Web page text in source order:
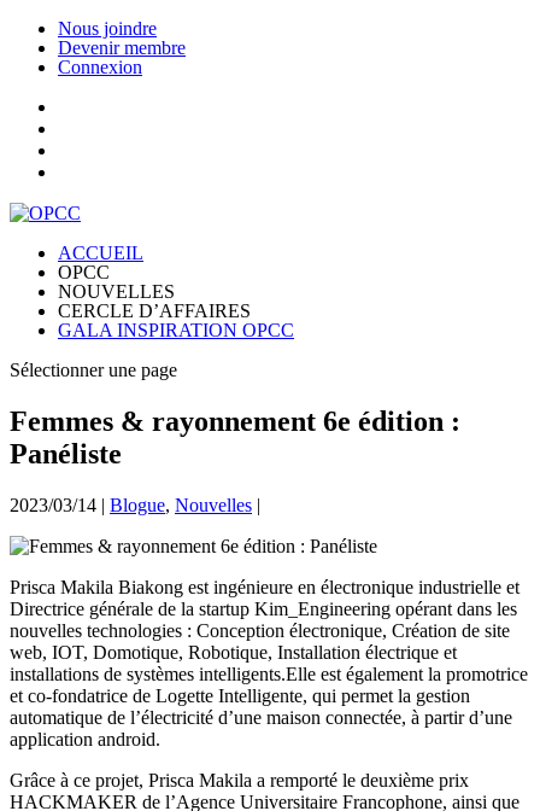
Nous joindre
Devenir membre
Connexion
ACCUEIL
OPCC
NOUVELLES
CERCLE D’AFFAIRES
GALA INSPIRATION OPCC
Sélectionner une page
Femmes & rayonnement 6e édition :
Panéliste
2023/03/14 | Blogue, Nouvelles |
Prisca Makila Biakong est ingénieure en électronique industrielle et
Directrice générale de la startup Kim_Engineering opérant dans les
nouvelles technologies : Conception électronique, Création de site
web, IOT, Domotique, Robotique, Installation électrique et
installations de systèmes intelligents.Elle est également la promotrice
et co-fondatrice de Logette Intelligente, qui permet la gestion
automatique de l’électricité d’une maison connectée, à partir d’une
application android.
Grâce à ce projet, Prisca Makila a remporté le deuxième prix
HACKMAKER de l’Agence Universitaire Francophone, ainsi que